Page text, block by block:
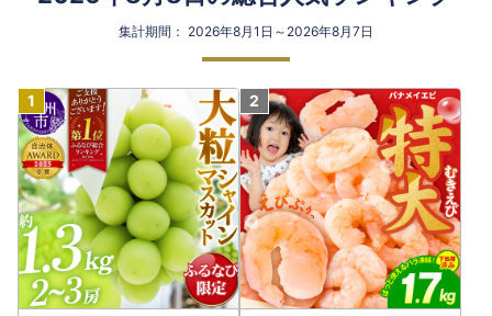
集計期間： 2026年8月1日～2026年8月7日